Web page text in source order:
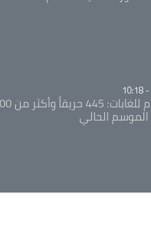
المدير العام
الحالي